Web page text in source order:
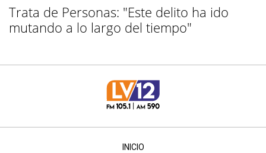
Trata de Personas: "Este delito ha ido
mutando a lo largo del tiempo"
INICIO